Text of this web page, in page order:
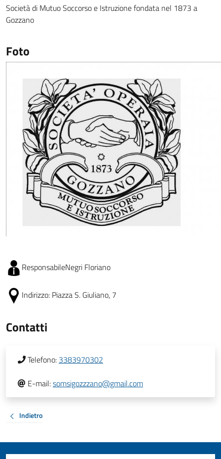
Società di Mutuo Soccorso e Istruzione fondata nel 1873 a
Gozzano
Foto
ResponsabileNegri Floriano
Indirizzo: Piazza S. Giuliano, 7
Contatti
Telefono: 3383970302
E-mail:somsigozzzano@gmail.com
Indietro